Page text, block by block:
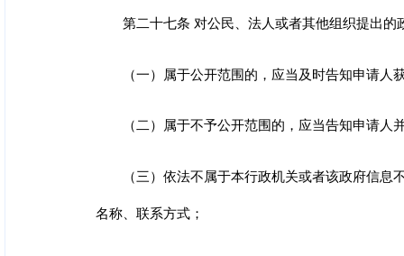
第二十七条 对公民、法人或者其他组织提出
（一）属于公开范围的，应当及时告知申请人
（二）属于不予公开范围的，应当告知申请人
（三）依法不属于本行政机关或者该政府信
名称、联系方式；